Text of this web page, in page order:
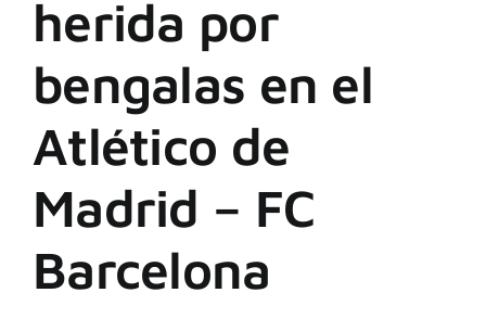
herida por
bengalas en el
Atlético de
Madrid – FC
Barcelona